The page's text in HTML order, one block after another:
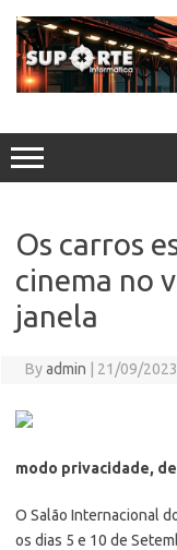
content
Os carros
cinema no
janela
Byadmin 21/09/2023
modo privacidade,
O Salão Internacional
os dias 5 e 10 de